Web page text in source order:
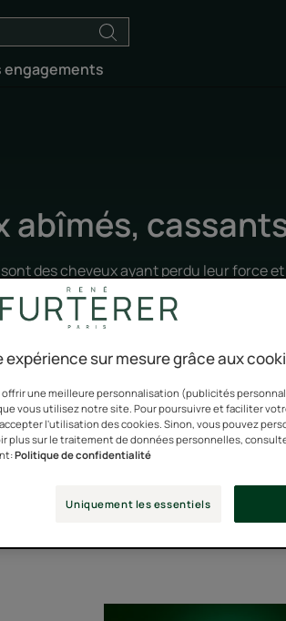
engagements
abîmés,
des cheveux ayant perdu leur force
protègent durablement la
Découvrez nos produits.
expérience sur mesure grâce aux
une meilleure personnalisation (publicités
vous utilisez notre site. Pour poursuivre et faciliter
l'utilisation des cookies. Sinon, vous pouvez
plus sur le traitement de données personnelles,
Politique de confidentialité
Uniquement les essentiels